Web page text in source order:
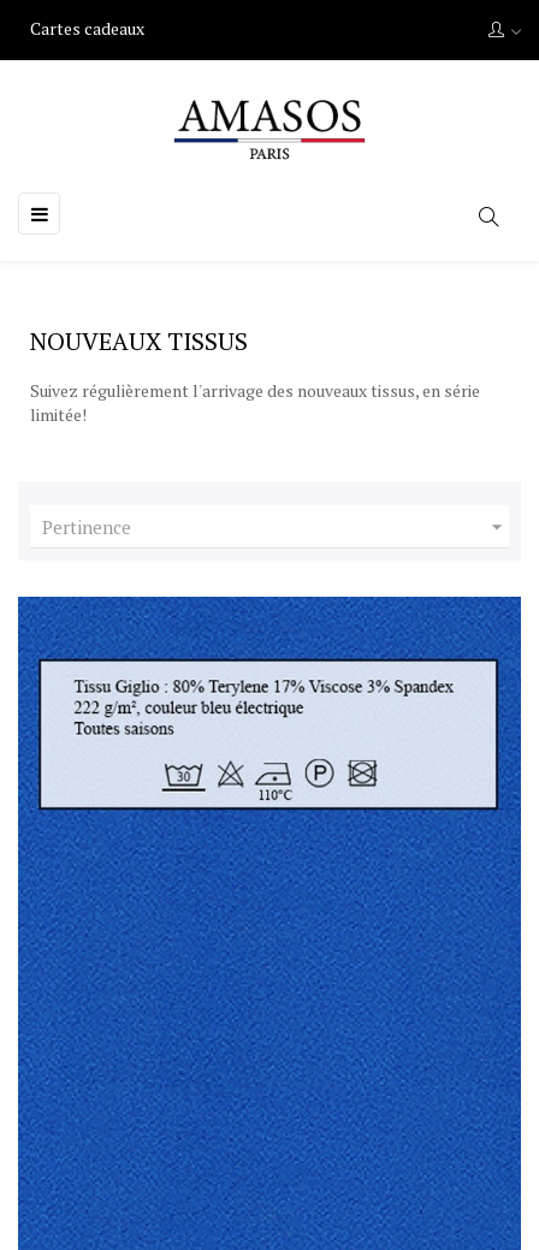
Cartes cadeaux
Basculer
la
☰
NOUVEAUX TISSUS
Suivez régulièrement l'arrivage des nouveaux tissus, en série
limitée!
Pertinence 